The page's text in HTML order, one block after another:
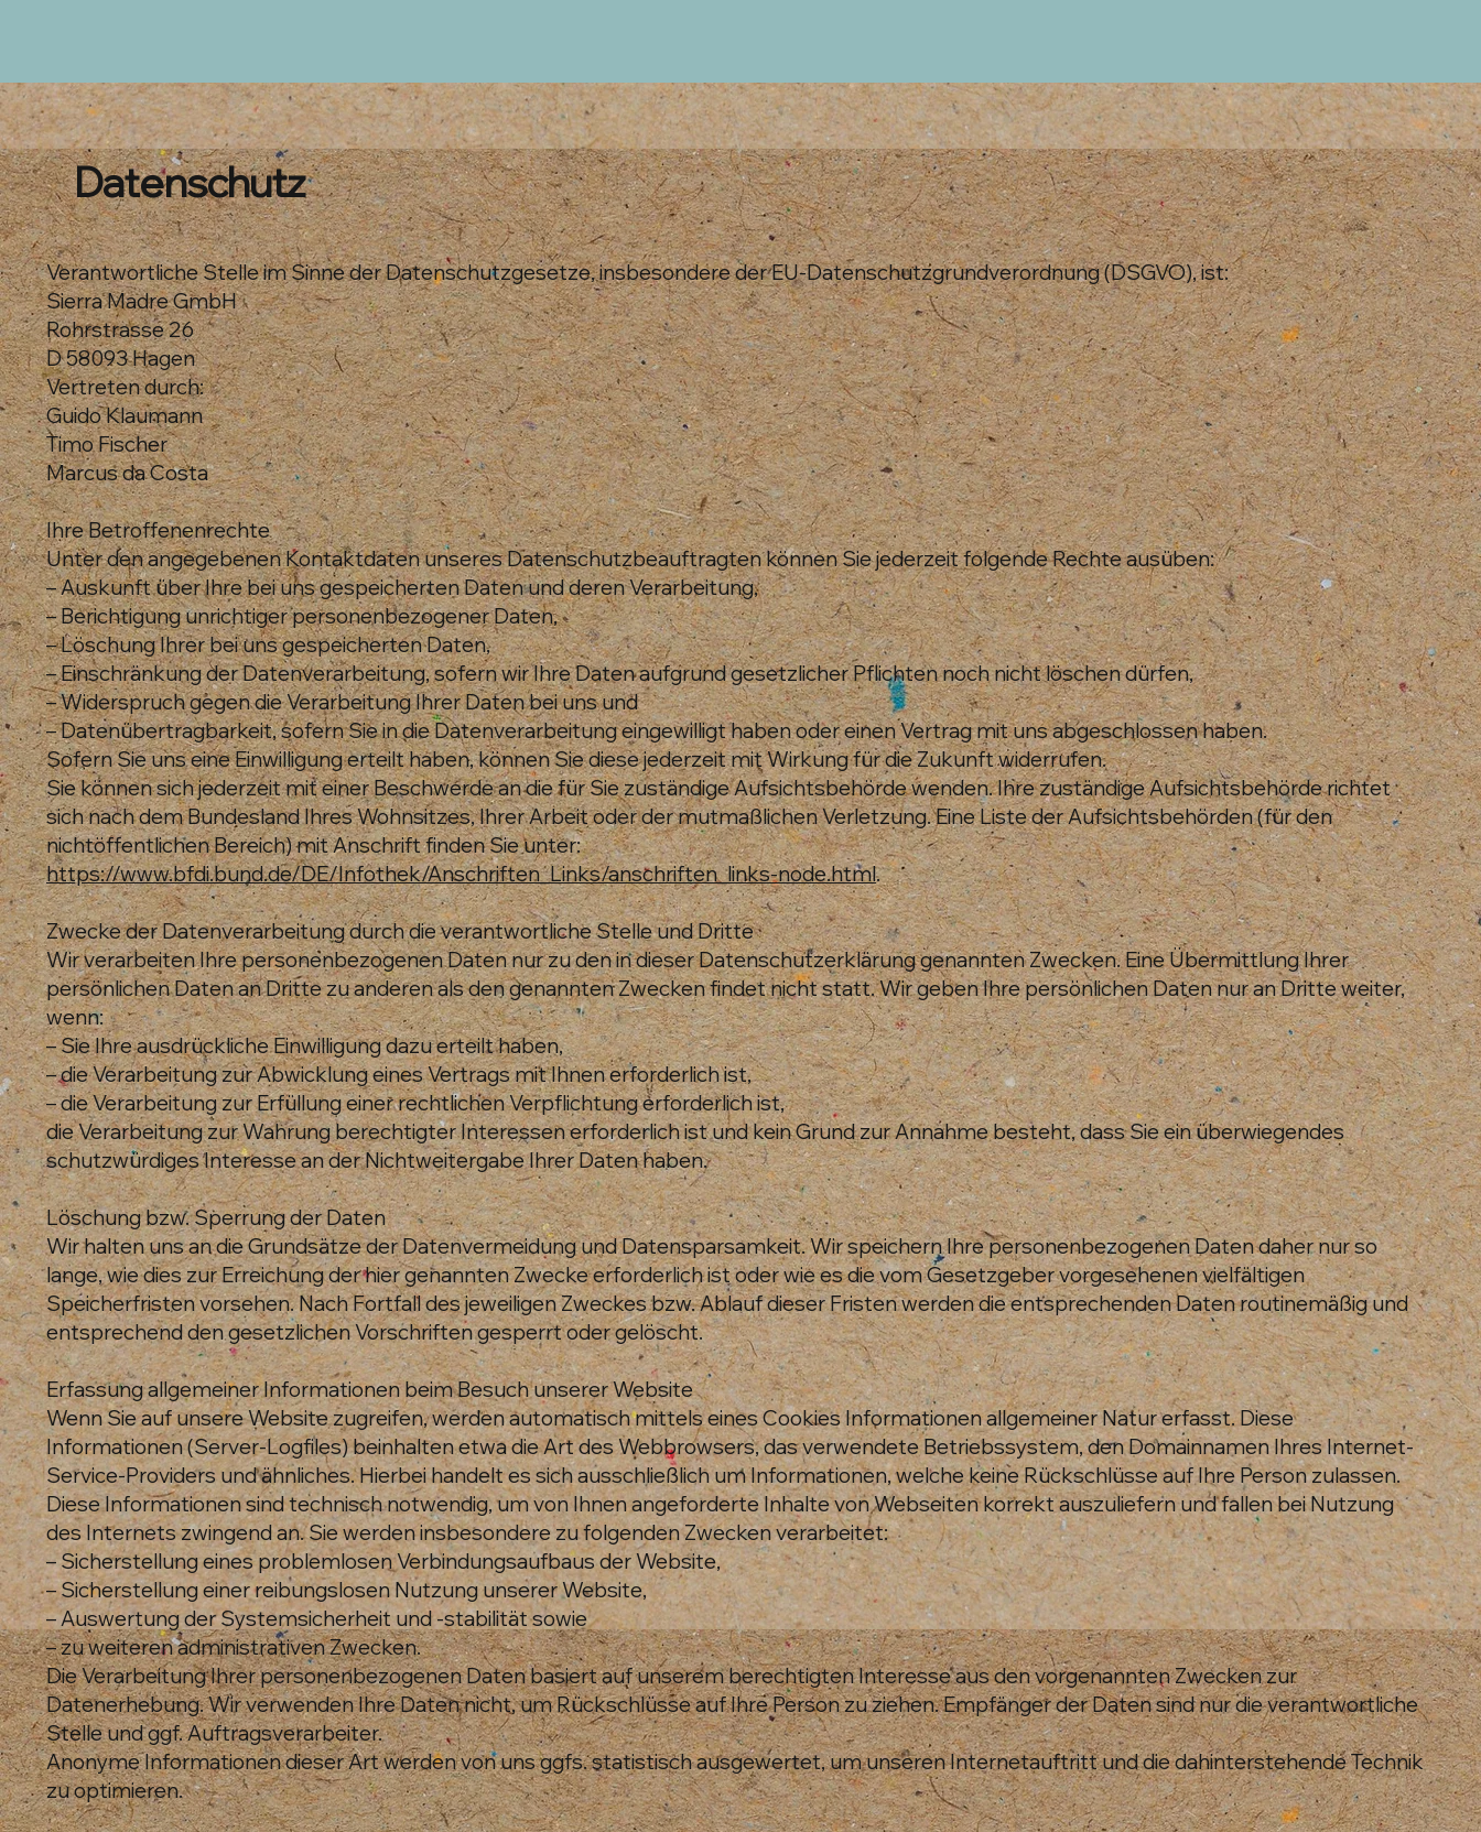
Datenschutz
Verantwortliche Stelle im Sinne der Datenschutzgesetze, insbesondere der EU-Datenschutzgrundverordnung (DSGVO), ist:
Sierra Madre GmbH
Rohrstrasse 26
D 58093 Hagen
Vertreten durch:
Guido Klaumann
Timo Fischer
Marcus da Costa
Ihre Betroffenenrechte
Unter den angegebenen Kontaktdaten unseres Datenschutzbeauftragten können Sie jederzeit folgende Rechte ausüben:
– Auskunft über Ihre bei uns gespeicherten Daten und deren Verarbeitung,
– Berichtigung unrichtiger personenbezogener Daten,
– Löschung Ihrer bei uns gespeicherten Daten,
– Einschränkung der Datenverarbeitung, sofern wir Ihre Daten aufgrund gesetzlicher Pflichten noch nicht löschen dürfen,
– Widerspruch gegen die Verarbeitung Ihrer Daten bei uns und
– Datenübertragbarkeit, sofern Sie in die Datenverarbeitung eingewilligt haben oder einen Vertrag mit uns abgeschlossen haben.
Sofern Sie uns eine Einwilligung erteilt haben, können Sie diese jederzeit mit Wirkung für die Zukunft widerrufen.
Sie können sich jederzeit mit einer Beschwerde an die für Sie zuständige Aufsichtsbehörde wenden. Ihre zuständige Aufsichtsbehörde richtet
sich nach dem Bundesland Ihres Wohnsitzes, Ihrer Arbeit oder der mutmaßlichen Verletzung. Eine Liste der Aufsichtsbehörden (für den
nichtöffentlichen Bereich) mit Anschrift finden Sie unter:
https://www.bfdi.bund.de/DE/Infothek/Anschriften_Links/anschriften_links-node.html.
Zwecke der Datenverarbeitung durch die verantwortliche Stelle und Dritte
Wir verarbeiten Ihre personenbezogenen Daten nur zu den in dieser Datenschutzerklärung genannten Zwecken. Eine Übermittlung Ihrer
persönlichen Daten an Dritte zu anderen als den genannten Zwecken findet nicht statt. Wir geben Ihre persönlichen Daten nur an Dritte weiter,
wenn:
– Sie Ihre ausdrückliche Einwilligung dazu erteilt haben,
– die Verarbeitung zur Abwicklung eines Vertrags mit Ihnen erforderlich ist,
– die Verarbeitung zur Erfüllung einer rechtlichen Verpflichtung erforderlich ist,
die Verarbeitung zur Wahrung berechtigter Interessen erforderlich ist und kein Grund zur Annahme besteht, dass Sie ein überwiegendes
schutzwürdiges Interesse an der Nichtweitergabe Ihrer Daten haben.
Löschung bzw. Sperrung der Daten
Wir halten uns an die Grundsätze der Datenvermeidung und Datensparsamkeit. Wir speichern Ihre personenbezogenen Daten daher nur so
lange, wie dies zur Erreichung der hier genannten Zwecke erforderlich ist oder wie es die vom Gesetzgeber vorgesehenen vielfältigen
Speicherfristen vorsehen. Nach Fortfall des jeweiligen Zweckes bzw. Ablauf dieser Fristen werden die entsprechenden Daten routinemäßig und
entsprechend den gesetzlichen Vorschriften gesperrt oder gelöscht.
Erfassung allgemeiner Informationen beim Besuch unserer Website
Wenn Sie auf unsere Website zugreifen, werden automatisch mittels eines Cookies Informationen allgemeiner Natur erfasst. Diese
Informationen (Server-Logfiles) beinhalten etwa die Art des Webbrowsers, das verwendete Betriebssystem, den Domainnamen Ihres Internet-
Service-Providers und ähnliches. Hierbei handelt es sich ausschließlich um Informationen, welche keine Rückschlüsse auf Ihre Person zulassen.
Diese Informationen sind technisch notwendig, um von Ihnen angeforderte Inhalte von Webseiten korrekt auszuliefern und fallen bei Nutzung
des Internets zwingend an. Sie werden insbesondere zu folgenden Zwecken verarbeitet:
– Sicherstellung eines problemlosen Verbindungsaufbaus der Website,
– Sicherstellung einer reibungslosen Nutzung unserer Website,
– Auswertung der Systemsicherheit und -stabilität sowie
– zu weiteren administrativen Zwecken.
Die Verarbeitung Ihrer personenbezogenen Daten basiert auf unserem berechtigten Interesse aus den vorgenannten Zwecken zur
Datenerhebung. Wir verwenden Ihre Daten nicht, um Rückschlüsse auf Ihre Person zu ziehen. Empfänger der Daten sind nur die verantwortliche
Stelle und ggf. Auftragsverarbeiter.
Anonyme Informationen dieser Art werden von uns ggfs. statistisch ausgewertet, um unseren Internetauftritt und die dahinterstehende Technik
zu optimieren.